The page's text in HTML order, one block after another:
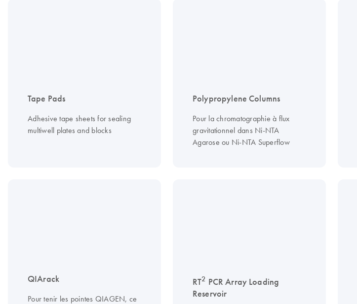
Tape Pads
Adhesive tape sheets for sealing
multiwell plates and blocks
Polypropylene Columns
Pour la chromatographie à flux
gravitationnel dans Ni-NTA
Agarose ou Ni-NTA Superflow
QIArack
Pour tenir les pointes QIAGEN, ce
RT2 PCR Array Loading
Reservoir